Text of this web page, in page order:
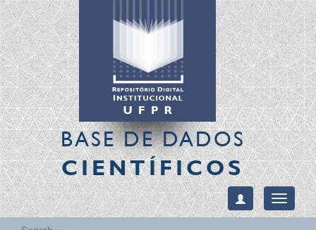
BASE DE DADOS
CIENTÍFICOS
Toggle